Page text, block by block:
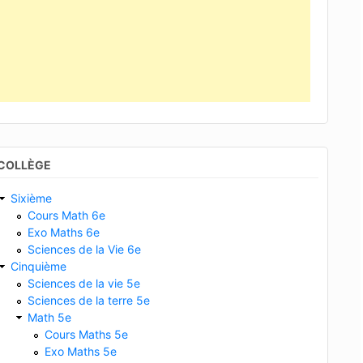
Sixième
Cours Math 6e
Exo Maths 6e
Sciences de la Vie 6e
Cinquième
Sciences de la vie 5e
Sciences de la terre 5e
Math 5e
Cours Maths 5e
Exo Maths 5e